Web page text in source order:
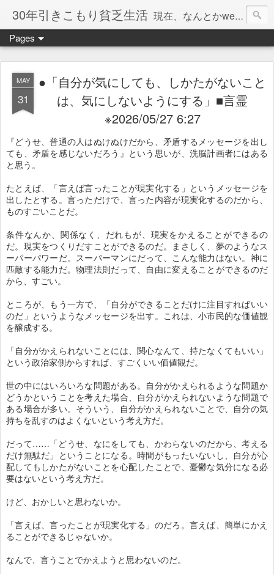
30年引きこもり貧乏生活 現在、なんとかweb系の仕事で食べています。このブログで扱う問題は「この世とはなにか」「人生とはなにか」「人間とはなにか」「強迫神経症の原因と解決法」「うつ病の原因と寄り添う方法」「家族の問題」などについてです。
Pages
MAY
31
●「自分が気にしても、しかたがないこと
は、気にしないようにする」■言霊
※2026/05/27 6:27
『どうせ、普通の人はぬけぬけだから、矛盾するメッセージを出し
ても、矛盾を感じないだろう』という思いが、洗脳計画者にはある
と思う。
たとえば、「言えば言ったことが現実化する」というメッセージを
出したとする。言っただけで、言った内容が現実化するのだから、
ものすごいことだ。
条件なんか、関係なく、だれもが、現実をかえることができるの
だ。現実をつくりだすことができるのだ。まさしく、夢のようなス
ーパーパワーだ。スーパーマンにだって、こんな能力はない。神に
匹敵する能力だ。物理法則だって、自由に変えることができるのだ
から、すごい。
ところが、もう一方で、「自分ができることだけに注目すればいい
のだ」というようなメッセージを出す。これは、小市民的な価値観
を醸成する。
「自分がかえられないことには、関心なんて、持たなくてもいい」
という政治家側からすれば、すごくいい価値観だ。
世の中にはいろいろな問題がある。自分がかえられるような問題か
どうかということを考えた場合、自分がかえられないような問題で
ある場合が多い。そういう、自分がかえられないことで、自分の気
持ちを乱すのはよくないという考え方だ。
だって……「どうせ、なにをしても、かわらないのだから、考える
だけ無駄だ」ということになる。時間がもったいないし、自分が心
配してもしかたがないことを心配したことで、憂鬱な気分になる必
要はないという考え方だ。
けど、おかしいと思わないか。
「言えば、言ったことが現実化する」のだろ。言えば、簡単にかえ
ることができるじゃないか。
なんで、言うことでかえようと思わないのだ。